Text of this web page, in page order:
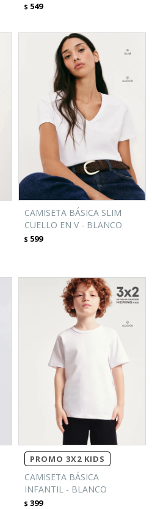
$ 549
CAMISETA BÁSICA SLIM
CUELLO EN V - BLANCO
$ 599
PROMO 3X2 KIDS
CAMISETA BÁSICA
INFANTIL - BLANCO
$ 399